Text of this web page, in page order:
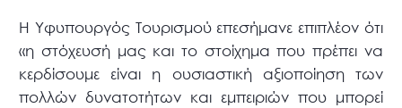
Η Υφυπουργός Τουρισμού επεσήμανε επιπλέον ότι
«η στόχευσή μας και το στοίχημα που πρέπει να
κερδίσουμε είναι η ουσιαστική αξιοποίηση των
πολλών δυνατοτήτων και εμπειριών που μπορεί